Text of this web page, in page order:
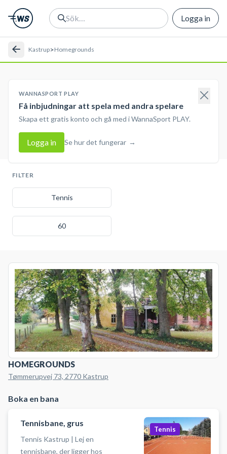
Logga in
Kastrup>Homegrounds
WANNASPORT PLAY
Få inbjudningar att spela med andra spelare
Skapa ett gratis konto och gå med i WannaSport PLAY.
Logga in Se hur det fungerar →
FILTER
Tennis
60
HOMEGROUNDS
Tømmerupvej 73, 2770 Kastrup
Boka en bana
Tennisbane, grus
Tennis Kastrup | Lej en
tennisbane, der ligger hos
Tennis